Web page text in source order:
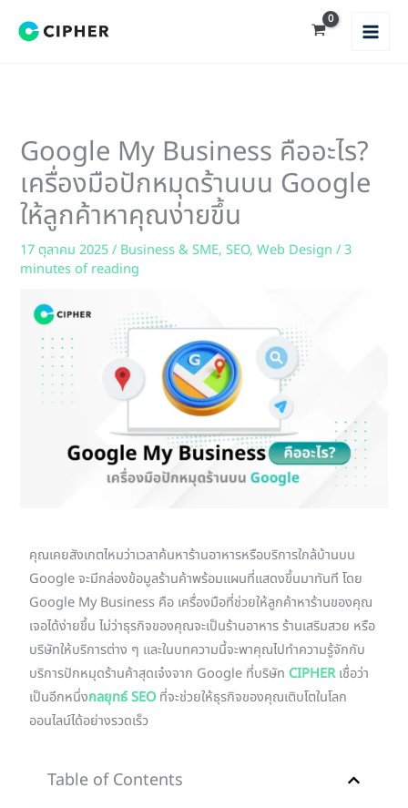
Google My Business คืออะไร?
เครื่องมือปักหมุดร้านบน Google
ให้ลูกค้าหาคุณง่ายขึ้น
17 ตุลาคม 2025/ Business & SME,SEO,Web Design /3
minutes of reading
คุณเคยสังเกตไหมว่าเวลาค้นหาร้านอาหารหรือบริการใกล้บ้านบน
Google จะมีกล่องข้อมูลร้านค้าพร้อมแผนที่แสดงขึ้นมาทันที โดย
Google My Business คือ เครื่องมือที่ช่วยให้ลูกค้าหาร้านของคุณ
เจอได้ง่ายขึ้น ไม่ว่าธุรกิจของคุณจะเป็นร้านอาหาร ร้านเสริมสวย หรือ
บริษัทให้บริการต่าง ๆ และในบทความนี้จะพาคุณไปทำความรู้จักกับ
บริการปักหมุดร้านค้าสุดเจ๋งจาก Google ที่บริษัท CIPHERเชื่อว่า
เป็นอีกหนึ่งกลยุทธ์ SEO ที่จะช่วยให้ธุรกิจของคุณเติบโตในโลก
ออนไลน์ได้อย่างรวดเร็ว
Table of Contents